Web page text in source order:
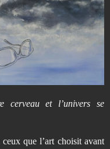
cerveau et l’univers se
que l’art choisit avant